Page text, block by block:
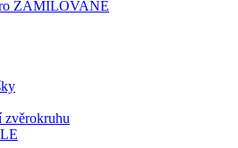
ZAMILOVANÉ
zvěrokruhu